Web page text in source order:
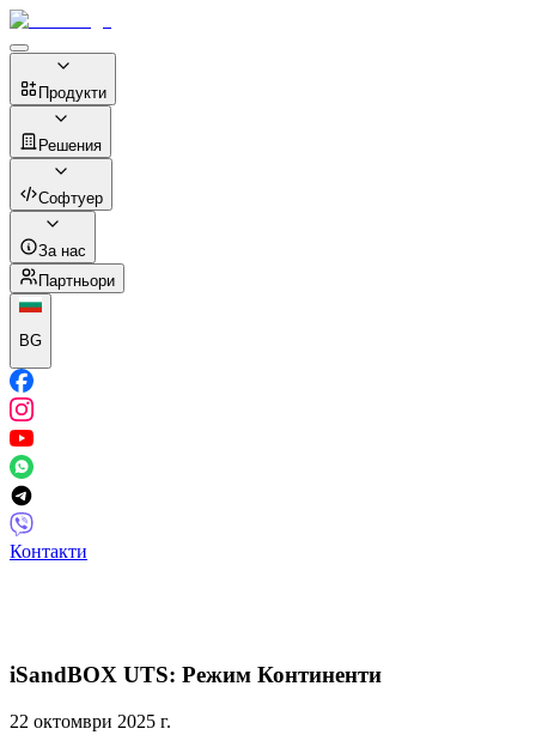
Продукти
Решения
Софтуер
За нас
Партньори
BG
Контакти
iSandBOX UTS: Режим Континенти
22 октомври 2025 г.